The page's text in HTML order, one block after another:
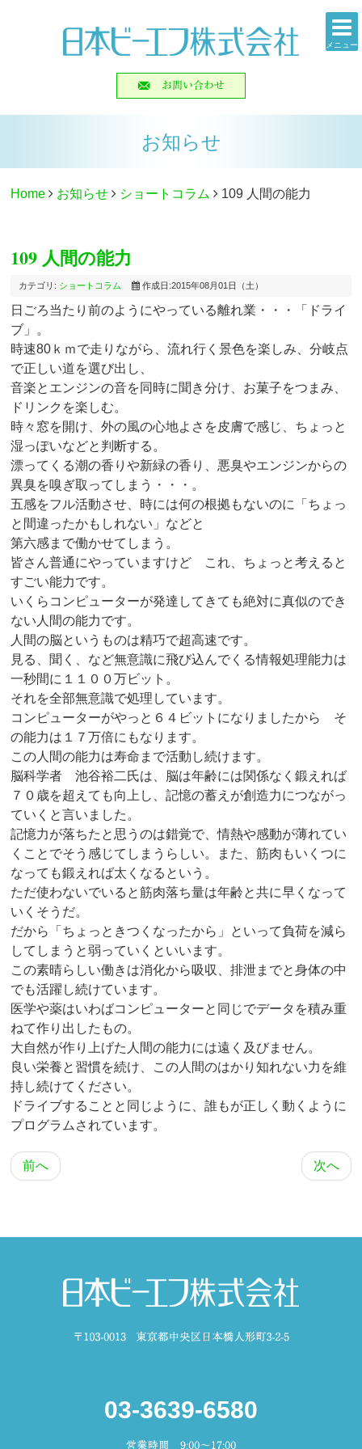
メニュー
お知らせ
Home お知らせ ショートコラム 109 人間の能力
109 人間の能力
カテゴリ: ショートコラム 作成日:2015年08月01日（土）
日ごろ当たり前のようにやっている離れ業・・・「ドライ
ブ」。
時速80ｋｍで走りながら、流れ行く景色を楽しみ、分岐点
で正しい道を選び出し、
音楽とエンジンの音を同時に聞き分け、お菓子をつまみ、
ドリンクを楽しむ。
時々窓を開け、外の風の心地よさを皮膚で感じ、ちょっと
湿っぽいなどと判断する。
漂ってくる潮の香りや新緑の香り、悪臭やエンジンからの
異臭を嗅ぎ取ってしまう・・・。
五感をフル活動させ、時には何の根拠もないのに「ちょっ
と間違ったかもしれない」などと
第六感まで働かせてしまう。
皆さん普通にやっていますけど これ、ちょっと考えると
すごい能力です。
いくらコンピューターが発達してきても絶対に真似のでき
ない人間の能力です。
人間の脳というものは精巧で超高速です。
見る、聞く、など無意識に飛び込んでくる情報処理能力は
一秒間に１１００万ビット。
それを全部無意識で処理しています。
コンピューターがやっと６４ビットになりましたから そ
の能力は１７万倍にもなります。
この人間の能力は寿命まで活動し続けます。
脳科学者 池谷裕二氏は、脳は年齢には関係なく鍛えれば
７０歳を超えても向上し、記憶の蓄えが創造力につながっ
ていくと言いました。
記憶力が落ちたと思うのは錯覚で、情熱や感動が薄れてい
くことでそう感じてしまうらしい。また、筋肉もいくつに
なっても鍛えれば太くなるという。
ただ使わないでいると筋肉落ち量は年齢と共に早くなって
いくそうだ。
だから「ちょっときつくなったから」といって負荷を減ら
してしまうと弱っていくといいます。
この素晴らしい働きは消化から吸収、排泄までと身体の中
でも活躍し続けています。
医学や薬はいわばコンピューターと同じでデータを積み重
ねて作り出したもの。
大自然が作り上げた人間の能力には遠く及びません。
良い栄養と習慣を続け、この人間のはかり知れない力を維
持し続けてください。
ドライブすることと同じように、誰もが正しく動くように
プログラムされています。
前へ 次へ
03-3639-6580